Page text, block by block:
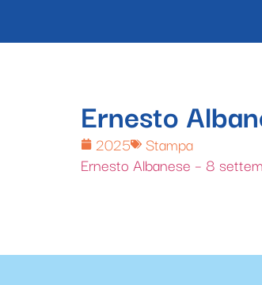
Ernesto
2025
Stampa
Ernesto Albanese – 8